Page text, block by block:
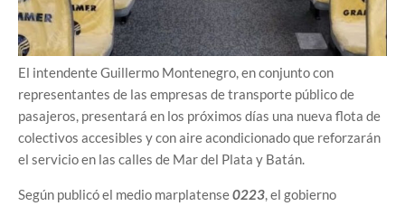
El intendente Guillermo Montenegro, en conjunto con
representantes de las empresas de transporte público de
pasajeros, presentará en los próximos días una nueva flota de
colectivos accesibles y con aire acondicionado que reforzarán
el servicio en las calles de Mar del Plata y Batán.
Según publicó el medio marplatense0223, el gobierno